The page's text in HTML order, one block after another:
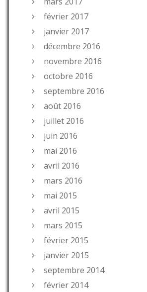
février 2017
janvier 2017
décembre 2016
novembre 2016
octobre 2016
septembre 2016
août 2016
juillet 2016
juin 2016
mai 2016
avril 2016
mars 2016
mai 2015
avril 2015
mars 2015
février 2015
janvier 2015
septembre 2014
février 2014